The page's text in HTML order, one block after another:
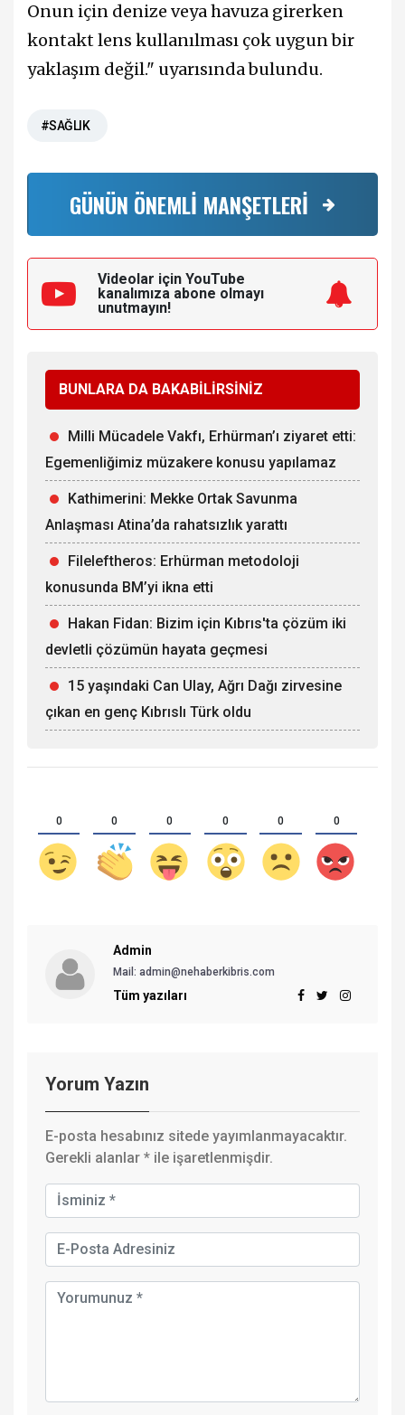
Onun için denize veya havuza girerken
kontakt lens kullanılması çok uygun bir
yaklaşım değil." uyarısında bulundu.
#SAĞLIK
GÜNÜN ÖNEMLİ MANŞETLERİ
Videolar için YouTube
kanalımıza abone olmayı
unutmayın!
BUNLARA DA BAKABİLİRSİNİZ
Milli Mücadele Vakfı, Erhürman’ı ziyaret etti:
Egemenliğimiz müzakere konusu yapılamaz
Kathimerini: Mekke Ortak Savunma
Anlaşması Atina’da rahatsızlık yarattı
Fileleftheros: Erhürman metodoloji
konusunda BM’yi ikna etti
Hakan Fidan: Bizim için Kıbrıs'ta çözüm iki
devletli çözümün hayata geçmesi
15 yaşındaki Can Ulay, Ağrı Dağı zirvesine
çıkan en genç Kıbrıslı Türk oldu
0 0 0 0 0 0
Admin
Mail: admin@nehaberkibris.com
Tüm yazıları
Yorum Yazın
E-posta hesabınız sitede yayımlanmayacaktır.
Gerekli alanlar * ile işaretlenmişdir.